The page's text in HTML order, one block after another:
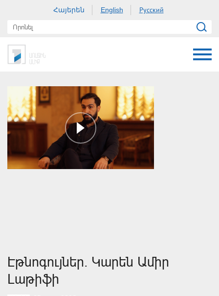
Հայերեն English Русский
Էթնոգույներ. Կարեն Ամիր
Լաթիֆի